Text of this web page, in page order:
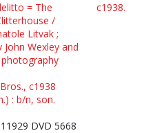
= The
/
Litvak ;
John Wexley and
photography
c1938
: b/n, son.
11929 DVD 5668
c1938.